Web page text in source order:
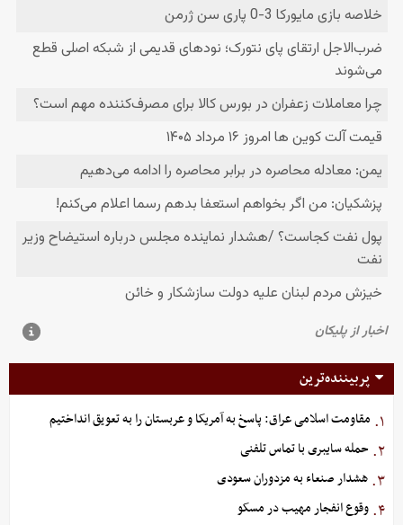
پربیننده‌ترین
۱. مقاومت اسلامی عراق: پاسخ به آمریکا و عربستان را به تعویق انداختیم
۲. حمله سایبری با تماس تلفنی
۳. هشدار صنعاء به مزدوران سعودی
۴. وقوع انفجار مهیب در مسکو